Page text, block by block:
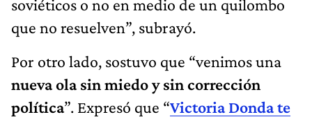
soviéticos o no en medio de un quilombo
que no resuelven”, subrayó.
Por otro lado, sostuvo que “venimos una
nueva ola sin miedo y sin corrección
política”. Expresó que “Victoria Dondate